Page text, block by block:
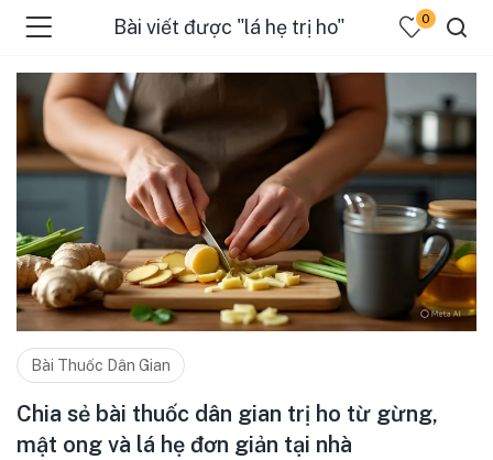
Bài viết được "lá hẹ trị ho" 0
Bài Thuốc Dân Gian
Chia sẻ bài thuốc dân gian trị ho từ gừng,
mật ong và lá hẹ đơn giản tại nhà